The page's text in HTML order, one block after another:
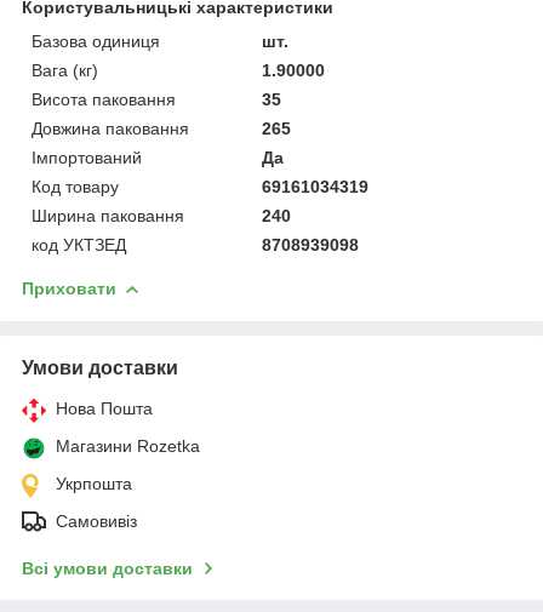
Користувальницькі характеристики
Базова одиниця
шт.
Вага (кг)
1.90000
Висота паковання
35
Довжина паковання
265
Імпортований
Да
Код товару
69161034319
Ширина паковання
240
код УКТЗЕД
8708939098
Приховати
Умови доставки
Нова Пошта
Магазини Rozetka
Укрпошта
Самовивіз
Всі умови доставки